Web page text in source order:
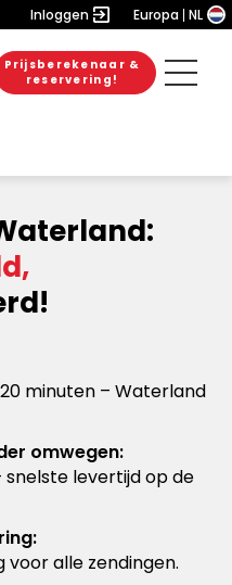
Inloggen Europa NL
Prijsberekenaar &
reservering!
minuten – Waterland
omwegen:
snelste levertijd op de
alle zendingen.